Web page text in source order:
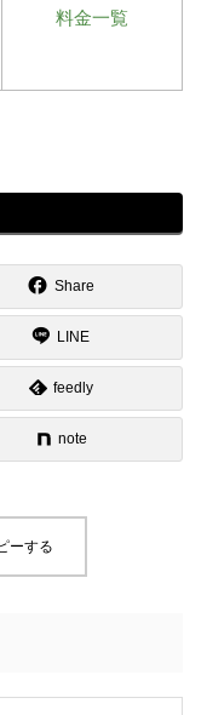
料金一覧
Share
LINE
feedly
note
ーする